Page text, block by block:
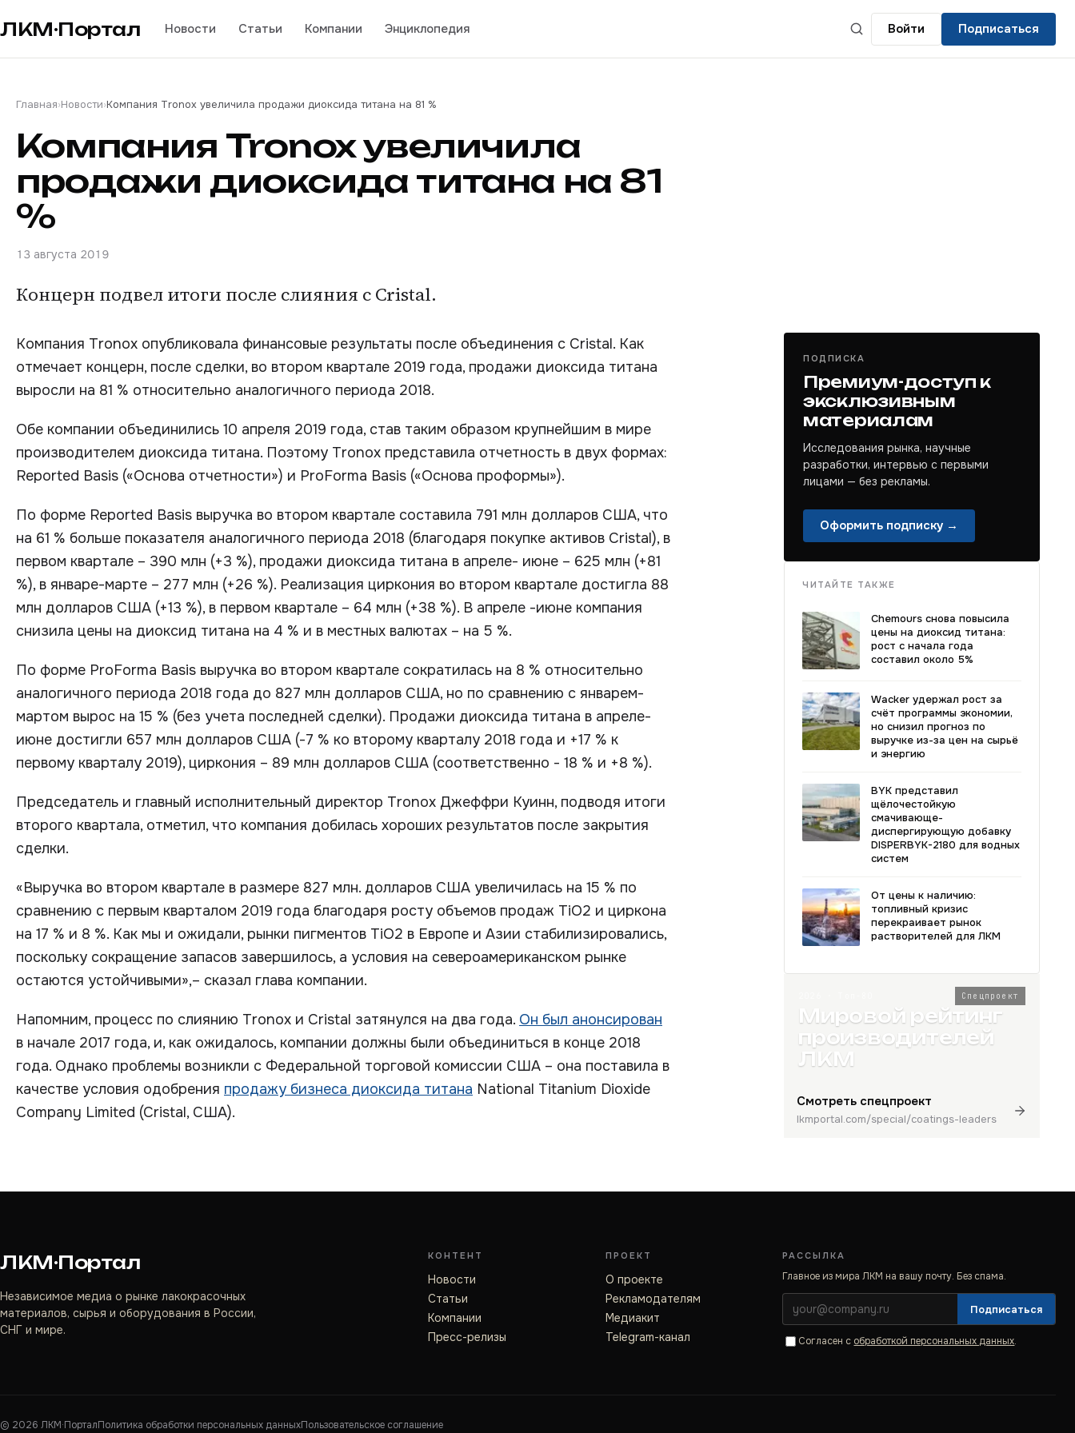
ЛКМ·Портал Новости Статьи Компании Энциклопедия Войти Подписаться
Главная›Новости›Компания Tronox увеличила продажи диоксида титана на 81 %
Компания Tronox увеличила
продажи диоксида титана на 81
%
13 августа 2019
Концерн подвел итоги после слияния с Cristal.
Компания Tronox опубликовала финансовые результаты после объединения с Cristal. Как
отмечает концерн, после сделки, во втором квартале 2019 года, продажи диоксида титана
выросли на 81 % относительно аналогичного периода 2018.
Обе компании объединились 10 апреля 2019 года, став таким образом крупнейшим в мире
производителем диоксида титана. Поэтому Tronox представила отчетность в двух формах:
Reported Basis («Основа отчетности») и ProForma Basis («Основа проформы»).
По форме Reported Basis выручка во втором квартале составила 791 млн долларов США, что
на 61 % больше показателя аналогичного периода 2018 (благодаря покупке активов Cristal), в
первом квартале – 390 млн (+3 %), продажи диоксида титана в апреле- июне – 625 млн (+81
%), в январе-марте – 277 млн (+26 %). Реализация циркония во втором квартале достигла 88
млн долларов США (+13 %), в первом квартале – 64 млн (+38 %). В апреле -июне компания
снизила цены на диоксид титана на 4 % и в местных валютах – на 5 %.
По форме ProForma Basis выручка во втором квартале сократилась на 8 % относительно
аналогичного периода 2018 года до 827 млн долларов США, но по сравнению с январем-
мартом вырос на 15 % (без учета последней сделки). Продажи диоксида титана в апреле-
июне достигли 657 млн долларов США (-7 % ко второму кварталу 2018 года и +17 % к
первому кварталу 2019), циркония – 89 млн долларов США (соответственно - 18 % и +8 %).
Председатель и главный исполнительный директор Tronox Джеффри Куинн, подводя итоги
второго квартала, отметил, что компания добилась хороших результатов после закрытия
сделки.
«Выручка во втором квартале в размере 827 млн. долларов США увеличилась на 15 % по
сравнению с первым кварталом 2019 года благодаря росту объемов продаж TiO2 и циркона
на 17 % и 8 %. Как мы и ожидали, рынки пигментов TiO2 в Европе и Азии стабилизировались,
поскольку сокращение запасов завершилось, а условия на североамериканском рынке
остаются устойчивыми»,– сказал глава компании.
Напомним, процесс по слиянию Tronox и Cristal затянулся на два года. Он был анонсирован
в начале 2017 года, и, как ожидалось, компании должны были объединиться в конце 2018
года. Однако проблемы возникли с Федеральной торговой комиссии США – она поставила в
качестве условия одобрения продажу бизнеса диоксида титана National Titanium Dioxide
Company Limited (Cristal, США).
ПОДПИСКА
Премиум-доступ к
эксклюзивным
материалам
Исследования рынка, научные
разработки, интервью с первыми
лицами — без рекламы.
Оформить подписку →
ЧИТАЙТЕ ТАКЖЕ
Chemours снова повысила
цены на диоксид титана:
рост с начала года
составил около 5%
Wacker удержал рост за
счёт программы экономии,
но снизил прогноз по
выручке из-за цен на сырьё
и энергию
BYK представил
щёлочестойкую
смачивающе-
диспергирующую добавку
DISPERBYK-2180 для водных
систем
От цены к наличию:
топливный кризис
перекраивает рынок
растворителей для ЛКМ
Спецпроект
Мировой рейтинг
производителей
ЛКМ
Смотреть спецпроект
lkmportal.com/special/coatings-leaders
ЛКМ·Портал
Независимое медиа о рынке лакокрасочных
материалов, сырья и оборудования в России,
СНГ и мире.
КОНТЕНТ
Новости
Статьи
Компании
Пресс-релизы
ПРОЕКТ
О проекте
Рекламодателям
Медиакит
Telegram-канал
РАССЫЛКА
Главное из мира ЛКМ на вашу почту. Без спама.
Подписаться
Согласен с обработкой персональных данных.
© 2026 ЛКМ·ПорталПолитика обработки персональных данныхПользовательское соглашение